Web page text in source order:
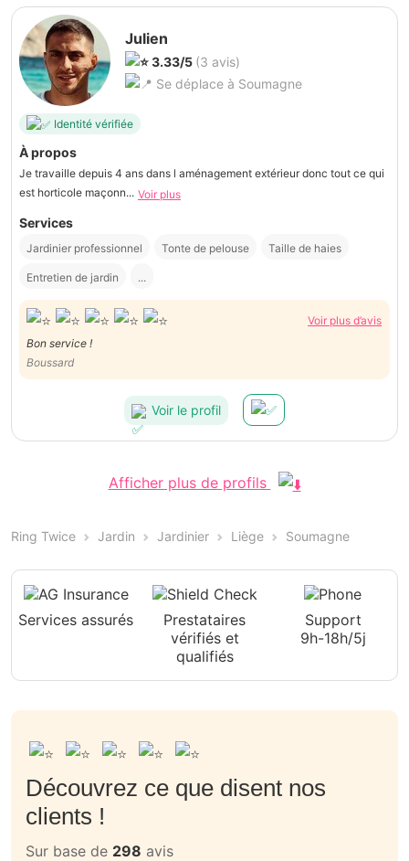
Julien
3.33/5 (3 avis)
Se déplace à Soumagne
Identité vérifiée
À propos
Je travaille depuis 4 ans dans l aménagement extérieur donc tout ce qui
est horticole maçonn... Voir plus
Services
Jardinier professionnel Tonte de pelouse Taille de haies
Entretien de jardin ...
Voir plus d’avis
Bon service !
Boussard
Voir le profil
Afficher plus de profils
Ring Twice Jardin Jardinier Liège Soumagne
Services assurés
Prestataires
vérifiés et
qualifiés
Support
9h-18h/5j
Découvrez ce que disent nos
clients !
Sur base de 298 avis